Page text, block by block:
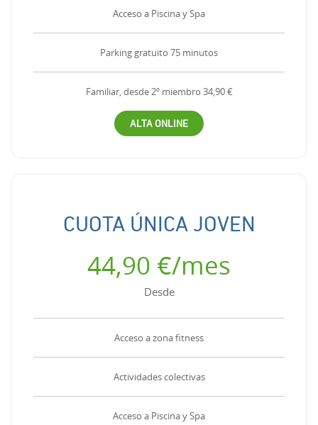
Acceso a Piscina y Spa
Parking gratuito 75 minutos
Familiar, desde 2º miembro 34,90 €
ALTA ONLINE
CUOTA ÚNICA JOVEN
44,90 €/mes
Desde
Acceso a zona fitness
Actividades colectivas
Acceso a Piscina y Spa